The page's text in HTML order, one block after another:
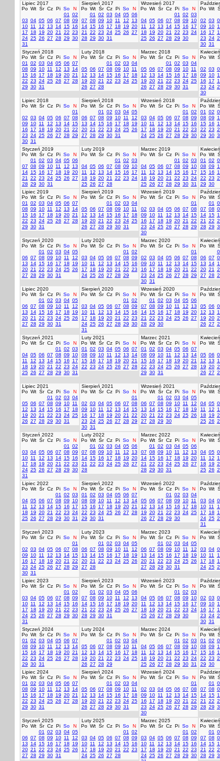
Lipiec 2017
Po Wt Śr Cz Pi So
N
01
02
03 04 05 06 07 08 09
10 11 12 13 14 15 16
17
18 19 20 21 22 23
24 25 26 27 28 29 30
31
Sierpień 2017
Po Wt Śr Cz Pi So
N
01
02 03 04 05 06
07 08 09 10 11 12
13
14 15 16 17 18 19 20
21
22 23 24 25 26 27
28 29 30 31
Wrzesień 2017
Po Wt Śr Cz Pi So
N
01
02 03
04 05 06 07 08 09
10
11
12 13 14 15 16
17
18
19 20 21 22 23 24
25 26 27 28 29 30
Po Wt
02 03
09
10
16
17
23 24
30 31
Styczeń 2018
Po Wt Śr Cz Pi So
N
01
02 03 04 05 06 07
08 09 10 11 12 13
14
15 16 17 18 19 20 21
22 23 24 25 26 27 28
29 30 31
Luty 2018
Po Wt Śr Cz Pi So
N
01
02 03 04
05 06 07 08 09 10 11
12
13 14 15 16 17
18
19 20 21 22 23 24 25
26 27 28
Marzec 2018
Po Wt Śr Cz Pi So
N
01
02 03 04
05 06 07 08 09 10 11
12
13 14 15 16 17
18
19 20 21 22 23 24 25
26 27 28 29 30 31
Po Wt
02 03
09
10
16
17
23 24
30
Lipiec 2018
Po Wt Śr Cz Pi So
N
01
02 03 04 05 06 07 08
09
10 11 12 13 14 15
16
17 18 19 20 21
22
23 24 25 26 27 28 29
30 31
Sierpień 2018
Po Wt Śr Cz Pi So
N
01
02 03 04 05
06 07 08 09 10 11
12
13
14 15 16 17 18
19
20 21 22 23 24 25 26
27 28 29 30 31
Wrzesień 2018
Po Wt Śr Cz Pi So
N
01
02
03 04 05 06 07 08 09
10 11 12 13 14 15 16
17
18 19 20 21 22 23
24 25 26 27 28 29 30
Po Wt
01
02
08 09
15 16
22 23
29 30
Styczeń 2019
Po Wt Śr Cz Pi So
N
01
02 03 04 05 06
07 08 09 10 11 12
13
14 15 16 17 18 19 20
21
22 23 24 25 26 27
28 29 30 31
Luty 2019
Po Wt Śr Cz Pi So
N
01
02 03
04 05 06 07 08 09
10
11
12 13 14 15 16
17
18
19 20 21 22 23 24
25 26 27 28
Marzec 2019
Po Wt Śr Cz Pi So
N
01
02 03
04 05 06 07 08 09
10
11
12 13 14 15 16
17
18
19 20 21 22 23 24
25 26 27 28 29 30 31
Po Wt
01
02
08 09
15 16
22 23
29 30
Lipiec 2019
Po Wt Śr Cz Pi So
N
01
02 03 04 05 06 07
08 09 10 11 12 13
14
15 16 17 18 19 20 21
22 23 24 25 26 27 28
29 30 31
Sierpień 2019
Po Wt Śr Cz Pi So
N
01
02 03 04
05 06 07 08 09 10 11
12
13 14 15 16 17
18
19 20 21 22 23 24 25
26 27 28 29 30 31
Wrzesień 2019
Po Wt Śr Cz Pi So
N
01
02 03 04 05 06 07 08
09
10 11 12 13 14 15
16
17 18 19 20 21
22
23 24 25 26 27 28 29
30
Po Wt
01
07 08
14 15
21
22
28 29
Styczeń 2020
Po Wt Śr Cz Pi So
N
01
02 03 04 05
06 07 08 09 10 11
12
13
14 15 16 17 18
19
20 21 22 23 24 25 26
27 28 29 30 31
Luty 2020
Po Wt Śr Cz Pi So
N
01
02
03 04 05 06 07 08 09
10 11 12 13 14 15 16
17
18 19 20 21 22 23
24 25 26 27 28 29
Marzec 2020
Po Wt Śr Cz Pi So
N
01
02 03 04 05 06 07 08
09
10 11 12 13 14 15
16
17 18 19 20 21
22
23 24 25 26 27 28 29
30 31
Po Wt
06 07
13
14
20 21
27 28
Lipiec 2020
Po Wt Śr Cz Pi So
N
01
02 03 04 05
06 07 08 09 10 11
12
13
14 15 16 17 18
19
20 21 22 23 24 25 26
27 28 29 30 31
Sierpień 2020
Po Wt Śr Cz Pi So
N
01
02
03 04 05 06 07 08 09
10 11 12 13 14 15 16
17
18 19 20 21 22 23
24 25 26 27 28 29 30
31
Wrzesień 2020
Po Wt Śr Cz Pi So
N
01
02 03 04 05 06
07 08 09 10 11 12
13
14 15 16 17 18 19 20
21
22 23 24 25 26 27
28 29 30
Po Wt
05 06
12
13
19 20
26 27
Styczeń 2021
Po Wt Śr Cz Pi So
N
01
02 03
04 05 06 07 08 09
10
11
12 13 14 15 16
17
18
19 20 21 22 23 24
25 26 27 28 29 30 31
Luty 2021
Po Wt Śr Cz Pi So
N
01
02 03 04 05 06 07
08 09 10 11 12 13
14
15 16 17 18 19 20 21
22 23 24 25 26 27 28
Marzec 2021
Po Wt Śr Cz Pi So
N
01
02 03 04 05 06 07
08 09 10 11 12 13
14
15 16 17 18 19 20 21
22 23 24 25 26 27 28
29 30 31
Po Wt
05 06
12
13
19 20
26 27
Lipiec 2021
Po Wt Śr Cz Pi So
N
01
02 03 04
05 06 07 08 09 10 11
12
13 14 15 16 17
18
19 20 21 22 23 24 25
26 27 28 29 30 31
Sierpień 2021
Po Wt Śr Cz Pi So
N
01
02 03 04 05 06 07 08
09
10 11 12 13 14 15
16
17 18 19 20 21
22
23 24 25 26 27 28 29
30 31
Wrzesień 2021
Po Wt Śr Cz Pi So
N
01
02 03 04 05
06 07 08 09 10 11
12
13
14 15 16 17 18
19
20 21 22 23 24 25 26
27 28 29 30
Po Wt
04 05
11
12
18
19
25 26
Styczeń 2022
Po Wt Śr Cz Pi So
N
01
02
03 04 05 06 07 08 09
10 11 12 13 14 15 16
17
18 19 20 21 22 23
24 25 26 27 28 29 30
31
Luty 2022
Po Wt Śr Cz Pi So
N
01
02 03 04 05 06
07 08 09 10 11 12
13
14 15 16 17 18 19 20
21
22 23 24 25 26 27
28
Marzec 2022
Po Wt Śr Cz Pi So
N
01
02 03 04 05 06
07 08 09 10 11 12
13
14 15 16 17 18 19 20
21
22 23 24 25 26 27
28 29 30 31
Po Wt
04 05
11
12
18
19
25 26
Lipiec 2022
Po Wt Śr Cz Pi So
N
01
02 03
04 05 06 07 08 09
10
11
12 13 14 15 16
17
18
19 20 21 22 23 24
25 26 27 28 29 30 31
Sierpień 2022
Po Wt Śr Cz Pi So
N
01
02 03 04 05 06 07
08 09 10 11 12 13
14
15 16 17 18 19 20 21
22 23 24 25 26 27 28
29 30 31
Wrzesień 2022
Po Wt Śr Cz Pi So
N
01
02 03 04
05 06 07 08 09 10 11
12
13 14 15 16 17
18
19 20 21 22 23 24 25
26 27 28 29 30
Po Wt
03 04
10 11
17
18
24 25
31
Styczeń 2023
Po Wt Śr Cz Pi So
N
01
02 03 04 05 06 07 08
09
10 11 12 13 14 15
16
17 18 19 20 21
22
23 24 25 26 27 28 29
30 31
Luty 2023
Po Wt Śr Cz Pi So
N
01
02 03 04 05
06 07 08 09 10 11
12
13
14 15 16 17 18
19
20 21 22 23 24 25 26
27 28
Marzec 2023
Po Wt Śr Cz Pi So
N
01
02 03 04 05
06 07 08 09 10 11
12
13
14 15 16 17 18
19
20 21 22 23 24 25 26
27 28 29 30 31
Po Wt
03 04
10 11
17
18
24 25
Lipiec 2023
Po Wt Śr Cz Pi So
N
01
02
03 04 05 06 07 08 09
10 11 12 13 14 15 16
17
18 19 20 21 22 23
24 25 26 27 28 29 30
31
Sierpień 2023
Po Wt Śr Cz Pi So
N
01
02 03 04 05 06
07 08 09 10 11 12
13
14 15 16 17 18 19 20
21
22 23 24 25 26 27
28 29 30 31
Wrzesień 2023
Po Wt Śr Cz Pi So
N
01
02 03
04 05 06 07 08 09
10
11
12 13 14 15 16
17
18
19 20 21 22 23 24
25 26 27 28 29 30
Po Wt
02 03
09
10
16
17
23 24
30 31
Styczeń 2024
Po Wt Śr Cz Pi So
N
01
02 03 04 05 06 07
08 09 10 11 12 13
14
15 16 17 18 19 20 21
22 23 24 25 26 27 28
29 30 31
Luty 2024
Po Wt Śr Cz Pi So
N
01
02 03 04
05 06 07 08 09 10 11
12
13 14 15 16 17
18
19 20 21 22 23 24 25
26 27 28 29
Marzec 2024
Po Wt Śr Cz Pi So
N
01
02 03
04 05 06 07 08 09
10
11
12 13 14 15 16
17
18
19 20 21 22 23 24
25 26 27 28 29 30 31
Po Wt
01
02
08 09
15 16
22 23
29 30
Lipiec 2024
Po Wt Śr Cz Pi So
N
01
02 03 04 05 06 07
08 09 10 11 12 13
14
15 16 17 18 19 20 21
22 23 24 25 26 27 28
29 30 31
Sierpień 2024
Po Wt Śr Cz Pi So
N
01
02 03 04
05 06 07 08 09 10 11
12
13 14 15 16 17
18
19 20 21 22 23 24 25
26 27 28 29 30 31
Wrzesień 2024
Po Wt Śr Cz Pi So
N
01
02 03 04 05 06 07 08
09
10 11 12 13 14 15
16
17 18 19 20 21
22
23 24 25 26 27 28 29
30
Po Wt
01
07 08
14 15
21
22
28 29
Styczeń 2025
Po Wt Śr Cz Pi So
N
01
02 03 04 05
06 07 08 09 10 11
12
13
14 15 16 17 18
19
20 21 22 23 24 25 26
27 28 29 30 31
Luty 2025
Po Wt Śr Cz Pi So
N
01
02
03 04 05 06 07 08 09
10 11 12 13 14 15 16
17
18 19 20 21 22 23
24 25 26 27 28
Marzec 2025
Po Wt Śr Cz Pi So
N
01
02
03 04 05 06 07 08 09
10 11 12 13 14 15 16
17
18 19 20 21 22 23
24 25 26 27 28 29 30
Po Wt
01
07 08
14 15
21
22
28 29